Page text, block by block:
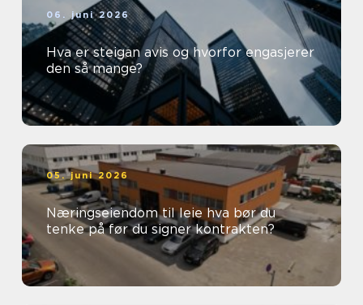
06. juni 2026
Hva er steigan avis og hvorfor engasjerer
den så mange?
05. juni 2026
Næringseiendom til leie hva bør du
tenke på før du signer kontrakten?